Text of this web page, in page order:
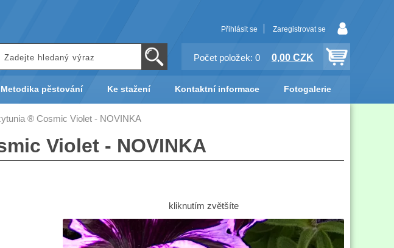
Přihlásit se Zaregistrovat se
Počet položek: 0 0,00 CZK
Metodika pěstování Ke stažení Kontaktní informace Fotogalerie
® Cosmic Violet - NOVINKA
Violet - NOVINKA
kliknutím zvětšíte